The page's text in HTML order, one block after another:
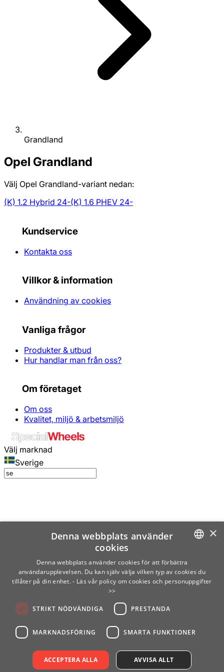
Grandland
Opel Grandland
Välj Opel Grandland-variant nedan:
(K) 1.2 Hybrid 24-(K) 1.6 PHEV 24-
Kundservice
Kontakta oss
Villkor & information
Användning av cookies
Vanliga frågor
Produkter & utbud
Hur handlar man från oss?
Om företaget
Om oss
Kvalitet, miljö & arbetsmiljö
Välj marknad
Sverige
SWEDISH
×
Denna webbplats använder
cookies
Denna webbplats använder cookies för att förbättra
användarupplevelsen. Du kan själv välja vilken typ av cookies du
tillåter på din enhet. - Läs vår policy om cookies och personuppgifter
>>
STRIKT NÖDVÄNDIGA PRESTANDA
MARKNADSFÖRING SMARTA FUNKTIONER
ACCEPTERA ALLA AVVISA ALLT